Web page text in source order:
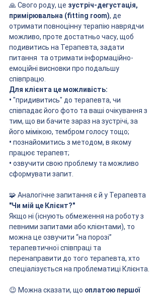
🙏 Свого роду, це зустріч-дегустація,
примірювальна (fitting room), де
отримати повноцінну терапію наврядчи
можливо, проте достатньо часу, щоб
подивитись на Терапевта, задати
питання  та отримати інформаційно-
емоційні висновки про подальшу
співпрацю.
Для клієнта це можливість:
• "придивитись" до терапевта, чи
співпадає його фото та ваші очікування з
тим, що ви бачите зараз на зустрічі, за
його мімікою, тембром голосу тощо;
• познайомитись з методом, в якому
працює терапевт;
• озвучити свою проблему та можливо
сформувати запит.
🧩 Аналогічне запитання є й у Терапевта
"Чи мій це Клієнт?"
Якщо ні (існують обмеження на роботу з
певними запитами або клієнтами), то
можна це озвучити “на порозі”
терапевтичної співпраці та
перенаправити до того терапевта, хто
спеціалізується на проблематиці Клієнта.
😉 Можна сказати, що оплатою першої